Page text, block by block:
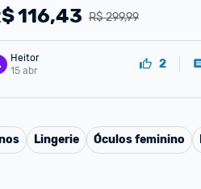
R$ 299,99
116,43
Heitor
15 abr
2
Lingerie Óculos feminino